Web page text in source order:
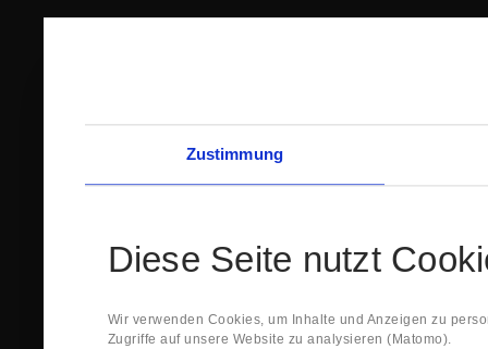
Zustimmung
Diese Seite nutzt
Wir verwenden Cookies, um Inhalte und Anzeigen zu
Zugriffe auf unsere Website zu analysieren (Matomo).